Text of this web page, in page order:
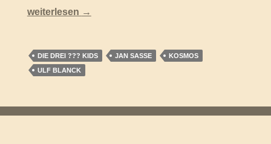
Die drei ??? Kids – Schrottplatz in Gefahr (Band 78)
weiterlesen →
DIE DREI ??? KIDS JAN SASSE
KOSMOS
ULF BLANCK